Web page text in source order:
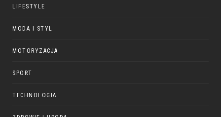
LIFESTYLE
MODA I STYL
MOTORYZACJA
SPORT
TECHNOLOGIA